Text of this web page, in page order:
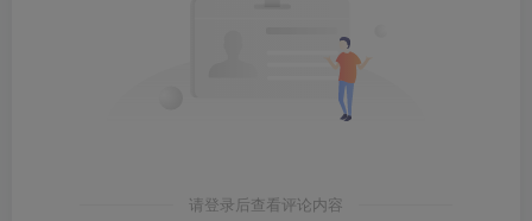
请登录后查看评论内容